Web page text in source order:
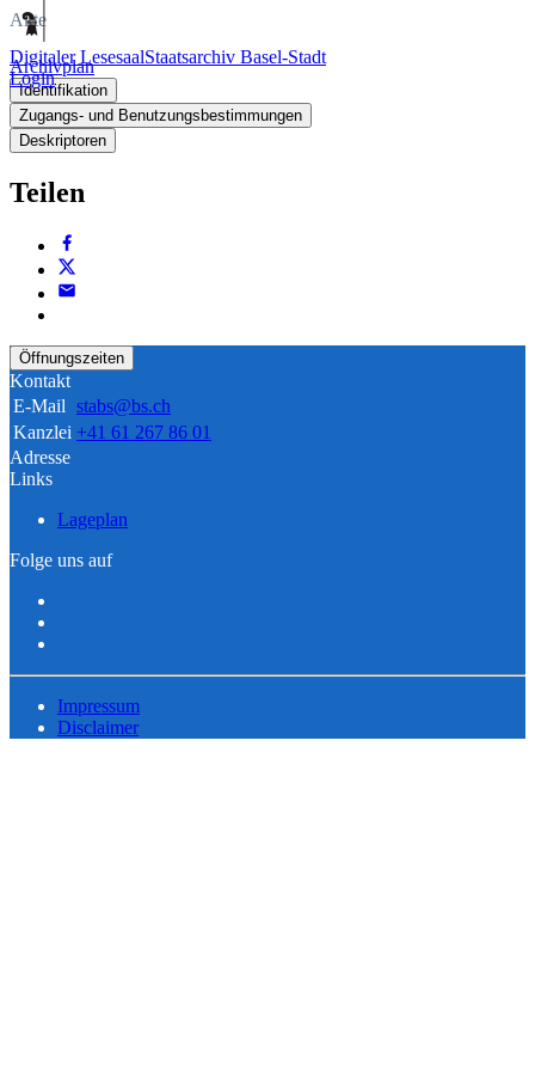
Digitaler LesesaalStaatsarchiv Basel-Stadt
Login
Akte
Archivplan
Identifikation
Zugangs- und Benutzungsbestimmungen
Deskriptoren
Teilen
Öffnungszeiten
Kontakt
E-Mail stabs@bs.ch
Kanzlei +41 61 267 86 01
Adresse
Links
Lageplan
Folge uns auf
Impressum
Disclaimer